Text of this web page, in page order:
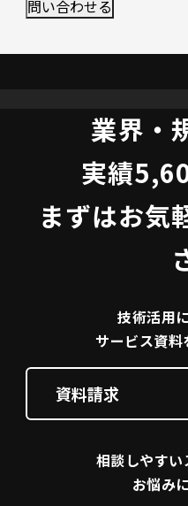
業界・
実績
まずはお気
技術活用
サービス資料
資料請求
相談しやすい
お悩み